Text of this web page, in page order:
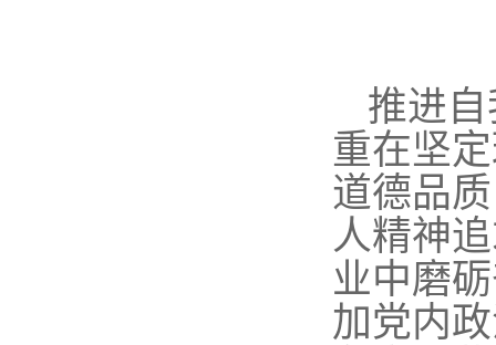
推进
重在坚
道德品
人精神
业中磨
加党内